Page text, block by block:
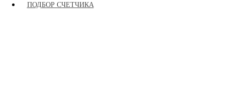
ПОДБОР СЧЕТЧИКА